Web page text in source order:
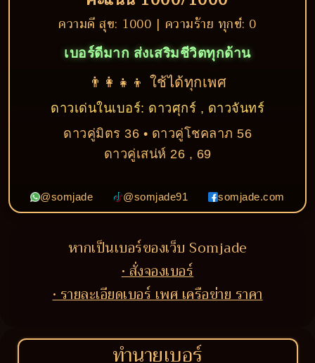
ความดี สุข: 1000 | ความร้าย ทุกข์: 0
เบอร์ดีมาก ส่งเสริมชีวิตทุกด้าน
👨‍👩‍👧‍👦 ใช้ได้ทุกเพศ
ดาวเด่นในเบอร์: ดาวศุกร์ , ดาวจันทร์
ดาวคู่มิตร 36 • ดาวคู่โชคลาภ 56
ดาวคู่เสน่ห์ 26 , 69
@somjade @somjade91 somjade.com
หากเป็นเบอร์ของเว็บ Somjade
• สั่งจองเบอร์
• รายละเอียดเบอร์ เพศ เครือข่าย ราคา
ทำนายเบอร์